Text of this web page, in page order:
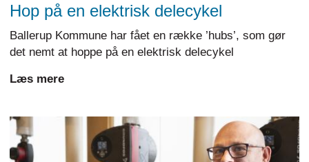
Hop på en elektrisk delecykel
Ballerup Kommune har fået en række ’hubs’, som gør
det nemt at hoppe på en elektrisk delecykel
Læs mere